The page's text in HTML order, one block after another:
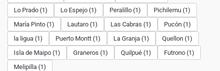
Lo Prado (1)
Lo Espejo (1) Peralillo (1)
Pichilemu (1)
María Pinto (1)
Lautaro (1) Las Cabras (1)
Pucón (1)
la ligua (1)
Puerto Montt (1) La Granja (1)
Quellon (1)
Isla de Maipo (1)
Graneros (1) Quilpué (1)
Futrono (1)
Melipilla (1)